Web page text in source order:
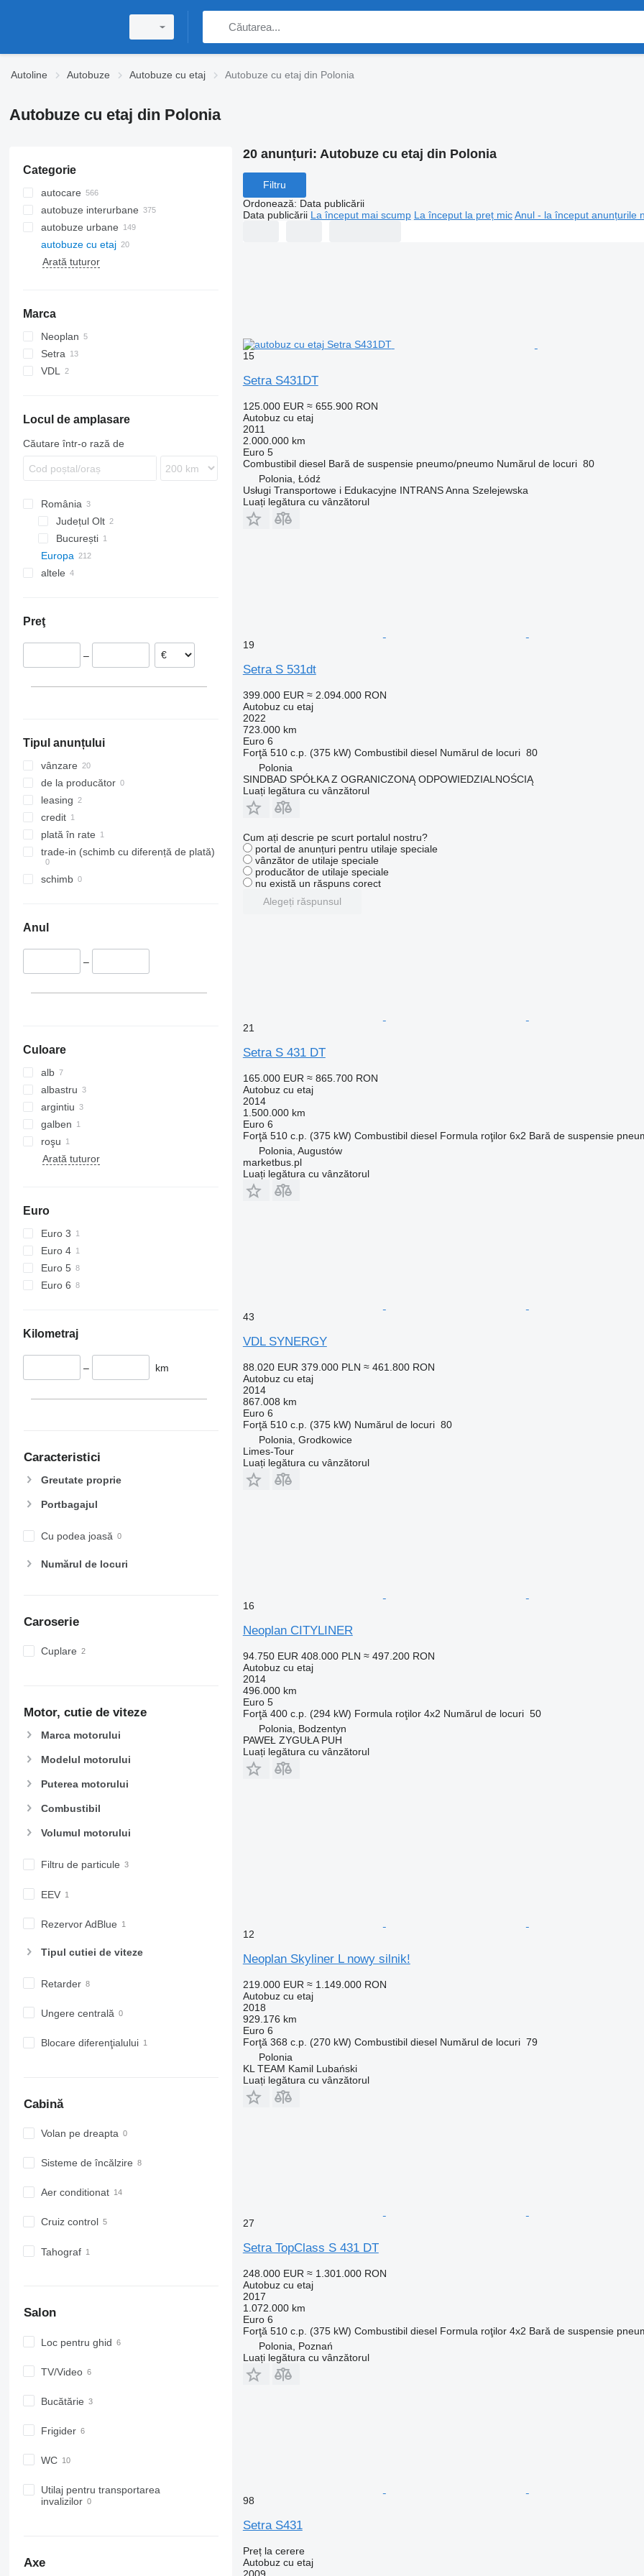
Autoline Autobuze Autobuze cu etaj Autobuze cu etaj din Polonia
Autobuze cu etaj din Polonia
Categorie
autocare
autobuze interurbane
autobuze urbane
autobuze cu etaj
Arată tuturor
Marca
Neoplan
Cityliner
Skyliner
Setra
S-series
VDL
Locul de amplasare
Căutare într-o rază de
România
Județul Olt
București
București
Europa
Wrocław
Ilinko
Nakło nad Notecią
Arată tuturor
Danemarca
Țările de Jos
altele
Preţ
–
Tipul anunțului
vânzare
de la producător
leasing
credit
plată în rate
trade-in (schimb cu diferență de plată)
schimb
Anul
–
Culoare
alb
albastru
argintiu
galben
roşu
Arată tuturor
Euro
Euro 3
Euro 4
Euro 5
Euro 6
Kilometraj
– km
Caracteristici
Greutate proprie
Portbagajul
Cu podea joasă
Numărul de locuri
Caroserie
Cuplare
Motor, cutie de viteze
Marca motorului
Modelul motorului
Puterea motorului
Combustibil
Volumul motorului
Filtru de particule
EEV
Rezervor AdBlue
Tipul cutiei de viteze
Retarder
Ungere centrală
Blocare diferenţialului
Cabină
Volan pe dreapta
Sisteme de încălzire
Aer conditionat
Cruiz control
Tahograf
Salon
Loc pentru ghid
TV/Video
Bucătărie
Frigider
WC
Utilaj pentru transportarea
invalizilor
Axe
20 anunțuri: Autobuze cu etaj din Polonia
Filtru
Ordonează: Data publicării
Data publicării La început mai scump La început la preț mic Anul - la început anunțurile
15
Setra S431DT
125.000 EUR ≈ 655.900 RON
Autobuz cu etaj
2011
2.000.000 km
Euro 5
Combustibil diesel Bară de suspensie pneumo/pneumo Numărul de locuri 80
Polonia, Łódź
Usługi Transportowe i Edukacyjne INTRANS Anna Szelejewska
Luați legătura cu vânzătorul
19
Setra S 531dt
399.000 EUR ≈ 2.094.000 RON
Autobuz cu etaj
2022
723.000 km
Euro 6
Forţă 510 c.p. (375 kW) Combustibil diesel Numărul de locuri 80
Polonia
SINDBAD SPÓŁKA Z OGRANICZONĄ ODPOWIEDZIALNOŚCIĄ
Luați legătura cu vânzătorul
Cum ați descrie pe scurt portalul nostru?
portal de anunțuri pentru utilaje speciale
vânzător de utilaje speciale
producător de utilaje speciale
nu există un răspuns corect
Alegeți răspunsul
21
Setra S 431 DT
165.000 EUR ≈ 865.700 RON
Autobuz cu etaj
2014
1.500.000 km
Euro 6
Forţă 510 c.p. (375 kW) Combustibil diesel Formula roţilor 6x2 Bară de suspensie
Polonia, Augustów
marketbus.pl
Luați legătura cu vânzătorul
43
VDL SYNERGY
88.020 EUR 379.000 PLN ≈ 461.800 RON
Autobuz cu etaj
2014
867.008 km
Euro 6
Forţă 510 c.p. (375 kW) Numărul de locuri 80
Polonia, Grodkowice
Limes-Tour
Luați legătura cu vânzătorul
16
Neoplan CITYLINER
94.750 EUR 408.000 PLN ≈ 497.200 RON
Autobuz cu etaj
2014
496.000 km
Euro 5
Forţă 400 c.p. (294 kW) Formula roţilor 4x2 Numărul de locuri 50
Polonia, Bodzentyn
PAWEŁ ZYGUŁA PUH
Luați legătura cu vânzătorul
12
Neoplan Skyliner L nowy silnik!
219.000 EUR ≈ 1.149.000 RON
Autobuz cu etaj
2018
929.176 km
Euro 6
Forţă 368 c.p. (270 kW) Combustibil diesel Numărul de locuri 79
Polonia
KL TEAM Kamil Lubański
Luați legătura cu vânzătorul
27
Setra TopClass S 431 DT
248.000 EUR ≈ 1.301.000 RON
Autobuz cu etaj
2017
1.072.000 km
Euro 6
Forţă 510 c.p. (375 kW) Combustibil diesel Formula roţilor 4x2 Bară de suspensie
Polonia, Poznań
Luați legătura cu vânzătorul
98
Setra S431
Preț la cerere
Autobuz cu etaj
2009